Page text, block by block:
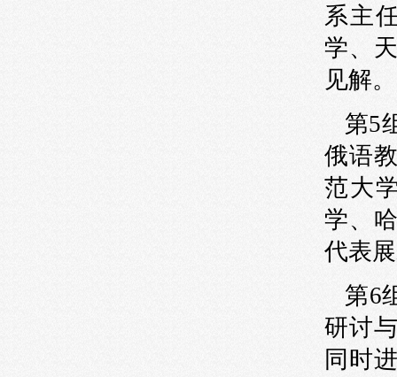
系主
学、
见解。
第5
俄语
范大
学、
代表
第6
研讨
同时